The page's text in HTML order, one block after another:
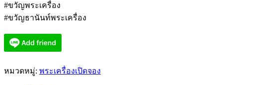
#ขวัญพระเครื่อง
#ขวัญธานันท์พระเครื่อง
หมวดหมู่: พระเครื่องเปิดจอง